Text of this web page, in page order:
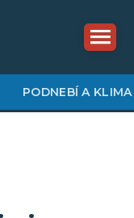
PODNEBÍ A KLIMA